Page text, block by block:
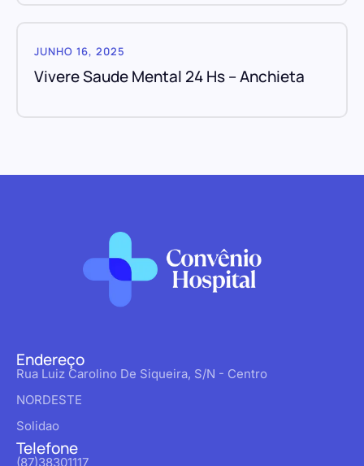
JUNHO 16, 2025
Vivere Saude Mental 24 Hs – Anchieta
Endereço
Rua Luiz Carolino De Siqueira, S/N - Centro
NORDESTE
Solidao
Telefone
(87)38301117